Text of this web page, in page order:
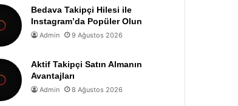
Bedava Takipçi Hilesi ile
Instagram’da Popüler Olun
Admin 9 Ağustos 2026
Aktif Takipçi Satın Almanın
Avantajları
Admin 8 Ağustos 2026